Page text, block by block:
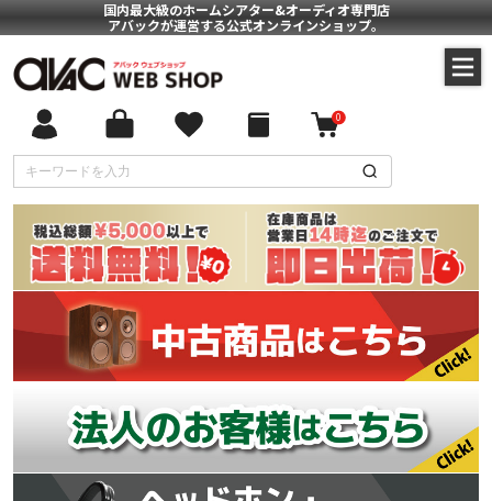
国内最大級のホームシアター&オーディオ専門店
アバックが運営する公式オンラインショップ。
0